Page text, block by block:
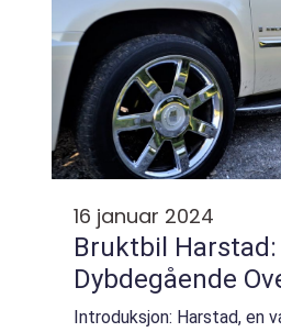
16 januar 2024
Bruktbil Harstad:
Dybdegående
Introduksjon: Harstad, en